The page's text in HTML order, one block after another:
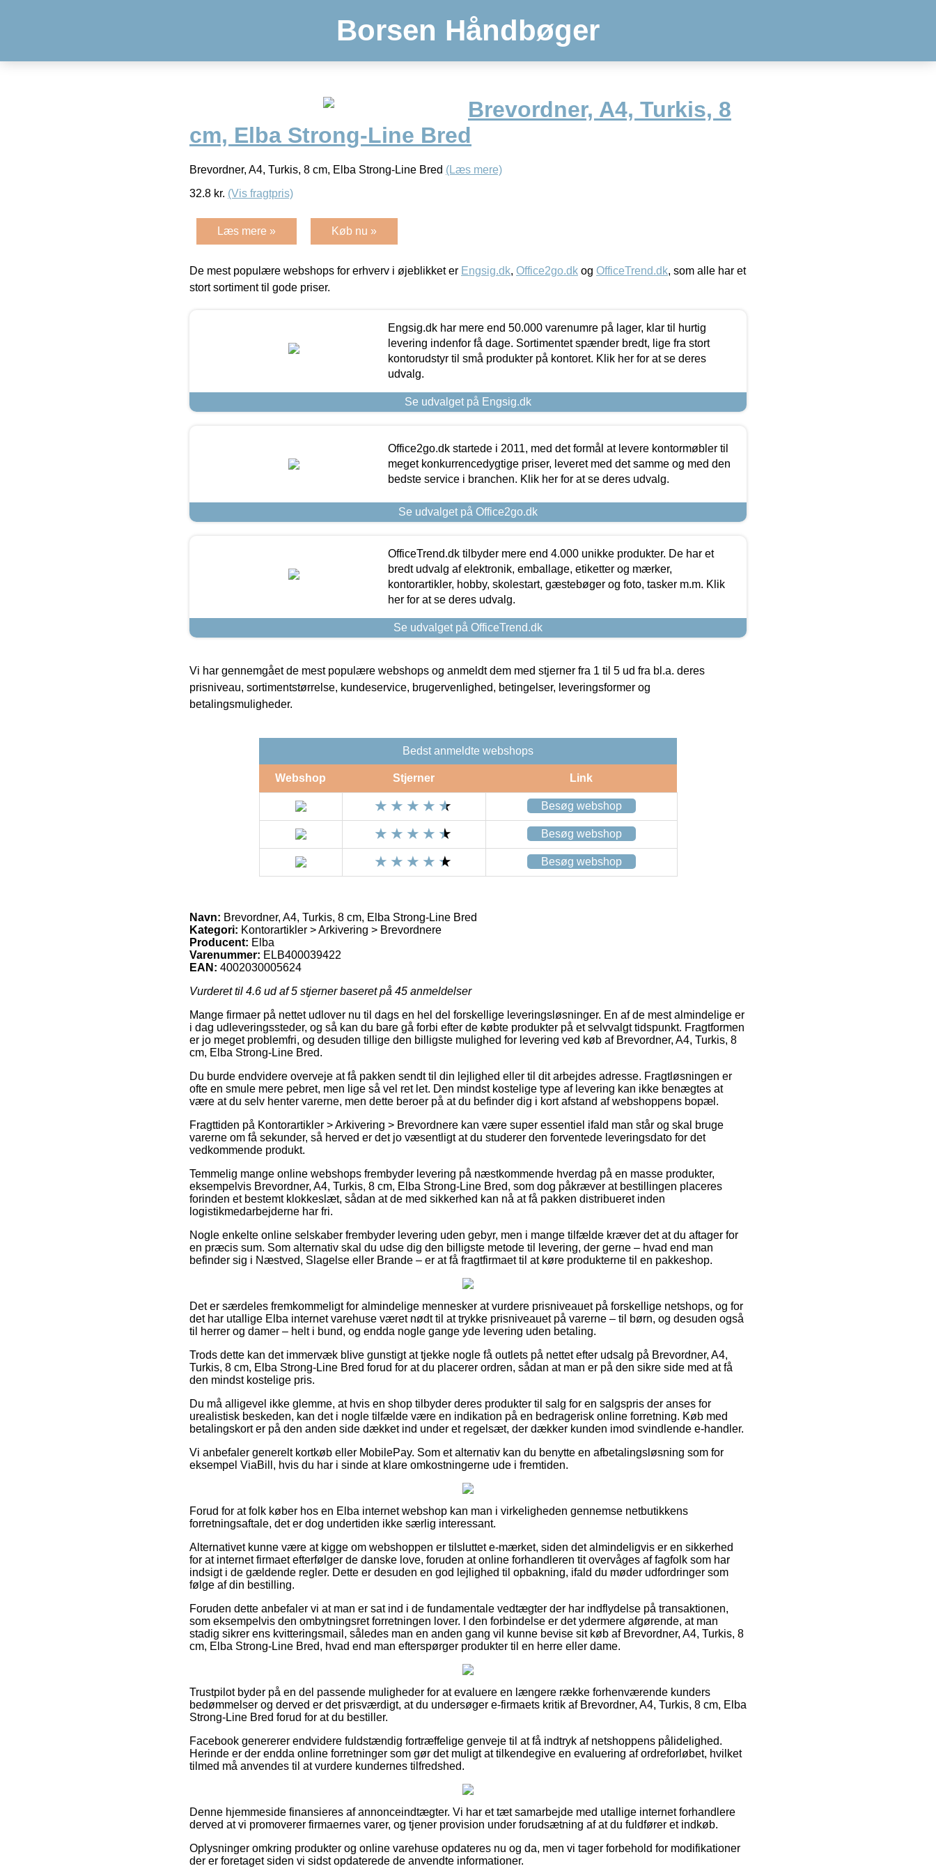
Borsen Håndbøger
Brevordner, A4, Turkis, 8
cm, Elba Strong-Line Bred
Brevordner, A4, Turkis, 8 cm, Elba Strong-Line Bred (Læs mere)
32.8 kr. (Vis fragtpris)
Læs mere » Køb nu »
De mest populære webshops for erhverv i øjeblikket er Engsig.dk, Office2go.dk og OfficeTrend.dk, som alle har et
stort sortiment til gode priser.
Engsig.dk har mere end 50.000 varenumre på lager, klar til hurtig
levering indenfor få dage. Sortimentet spænder bredt, lige fra stort
kontorudstyr til små produkter på kontoret. Klik her for at se deres
udvalg.
Se udvalget på Engsig.dk
Office2go.dk startede i 2011, med det formål at levere kontormøbler til
meget konkurrencedygtige priser, leveret med det samme og med den
bedste service i branchen. Klik her for at se deres udvalg.
Se udvalget på Office2go.dk
OfficeTrend.dk tilbyder mere end 4.000 unikke produkter. De har et
bredt udvalg af elektronik, emballage, etiketter og mærker,
kontorartikler, hobby, skolestart, gæstebøger og foto, tasker m.m. Klik
her for at se deres udvalg.
Se udvalget på OfficeTrend.dk
Vi har gennemgået de mest populære webshops og anmeldt dem med stjerner fra 1 til 5 ud fra bl.a. deres
prisniveau, sortimentstørrelse, kundeservice, brugervenlighed, betingelser, leveringsformer og
betalingsmuligheder.
Bedst anmeldte webshops
Webshop Stjerner Link
Besøg webshop
Besøg webshop
Besøg webshop
Navn: Brevordner, A4, Turkis, 8 cm, Elba Strong-Line Bred
Kategori: Kontorartikler > Arkivering > Brevordnere
Producent: Elba
Varenummer: ELB400039422
EAN: 4002030005624
Vurderet til 4.6 ud af 5 stjerner baseret på 45 anmeldelser
Mange firmaer på nettet udlover nu til dags en hel del forskellige leveringsløsninger. En af de mest almindelige er
i dag udleveringssteder, og så kan du bare gå forbi efter de købte produkter på et selvvalgt tidspunkt. Fragtformen
er jo meget problemfri, og desuden tillige den billigste mulighed for levering ved køb af Brevordner, A4, Turkis, 8
cm, Elba Strong-Line Bred.
Du burde endvidere overveje at få pakken sendt til din lejlighed eller til dit arbejdes adresse. Fragtløsningen er
ofte en smule mere pebret, men lige så vel ret let. Den mindst kostelige type af levering kan ikke benægtes at
være at du selv henter varerne, men dette beroer på at du befinder dig i kort afstand af webshoppens bopæl.
Fragttiden på Kontorartikler > Arkivering > Brevordnere kan være super essentiel ifald man står og skal bruge
varerne om få sekunder, så herved er det jo væsentligt at du studerer den forventede leveringsdato for det
vedkommende produkt.
Temmelig mange online webshops frembyder levering på næstkommende hverdag på en masse produkter,
eksempelvis Brevordner, A4, Turkis, 8 cm, Elba Strong-Line Bred, som dog påkræver at bestillingen placeres
forinden et bestemt klokkeslæt, sådan at de med sikkerhed kan nå at få pakken distribueret inden
logistikmedarbejderne har fri.
Nogle enkelte online selskaber frembyder levering uden gebyr, men i mange tilfælde kræver det at du aftager for
en præcis sum. Som alternativ skal du udse dig den billigste metode til levering, der gerne – hvad end man
befinder sig i Næstved, Slagelse eller Brande – er at få fragtfirmaet til at køre produkterne til en pakkeshop.
Det er særdeles fremkommeligt for almindelige mennesker at vurdere prisniveauet på forskellige netshops, og for
det har utallige Elba internet varehuse været nødt til at trykke prisniveauet på varerne – til børn, og desuden også
til herrer og damer – helt i bund, og endda nogle gange yde levering uden betaling.
Trods dette kan det immervæk blive gunstigt at tjekke nogle få outlets på nettet efter udsalg på Brevordner, A4,
Turkis, 8 cm, Elba Strong-Line Bred forud for at du placerer ordren, sådan at man er på den sikre side med at få
den mindst kostelige pris.
Du må alligevel ikke glemme, at hvis en shop tilbyder deres produkter til salg for en salgspris der anses for
urealistisk beskeden, kan det i nogle tilfælde være en indikation på en bedragerisk online forretning. Køb med
betalingskort er på den anden side dækket ind under et regelsæt, der dækker kunden imod svindlende e-handler.
Vi anbefaler generelt kortkøb eller MobilePay. Som et alternativ kan du benytte en afbetalingsløsning som for
eksempel ViaBill, hvis du har i sinde at klare omkostningerne ude i fremtiden.
Forud for at folk køber hos en Elba internet webshop kan man i virkeligheden gennemse netbutikkens
forretningsaftale, det er dog undertiden ikke særlig interessant.
Alternativet kunne være at kigge om webshoppen er tilsluttet e-mærket, siden det almindeligvis er en sikkerhed
for at internet firmaet efterfølger de danske love, foruden at online forhandleren tit overvåges af fagfolk som har
indsigt i de gældende regler. Dette er desuden en god lejlighed til opbakning, ifald du møder udfordringer som
følge af din bestilling.
Foruden dette anbefaler vi at man er sat ind i de fundamentale vedtægter der har indflydelse på transaktionen,
som eksempelvis den ombytningsret forretningen lover. I den forbindelse er det ydermere afgørende, at man
stadig sikrer ens kvitteringsmail, således man en anden gang vil kunne bevise sit køb af Brevordner, A4, Turkis, 8
cm, Elba Strong-Line Bred, hvad end man efterspørger produkter til en herre eller dame.
Trustpilot byder på en del passende muligheder for at evaluere en længere række forhenværende kunders
bedømmelser og derved er det prisværdigt, at du undersøger e-firmaets kritik af Brevordner, A4, Turkis, 8 cm, Elba
Strong-Line Bred forud for at du bestiller.
Facebook genererer endvidere fuldstændig fortræffelige genveje til at få indtryk af netshoppens pålidelighed.
Herinde er der endda online forretninger som gør det muligt at tilkendegive en evaluering af ordreforløbet, hvilket
tilmed må anvendes til at vurdere kundernes tilfredshed.
Denne hjemmeside finansieres af annonceindtægter. Vi har et tæt samarbejde med utallige internet forhandlere
derved at vi promoverer firmaernes varer, og tjener provision under forudsætning af at du fuldfører et indkøb.
Oplysninger omkring produkter og online varehuse opdateres nu og da, men vi tager forbehold for modifikationer
der er foretaget siden vi sidst opdaterede de anvendte informationer.